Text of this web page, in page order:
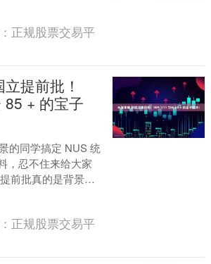
正规股票交易平
提前批！
+ 的宝子
的同学搞定 NUS 统
，忍不住来给大家
前批真的是背景优
，错过真的会亏！
正规股票交易平